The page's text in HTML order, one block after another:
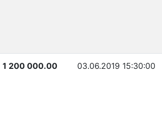
1 200 000.00 03.06.2019 15:30:00